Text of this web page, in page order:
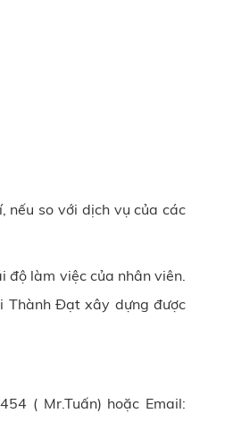
nếu so với dịch vụ của các
độ làm việc của nhân viên.
Thành Đạt xây dựng được
( Mr.Tuấn) hoặc Email: